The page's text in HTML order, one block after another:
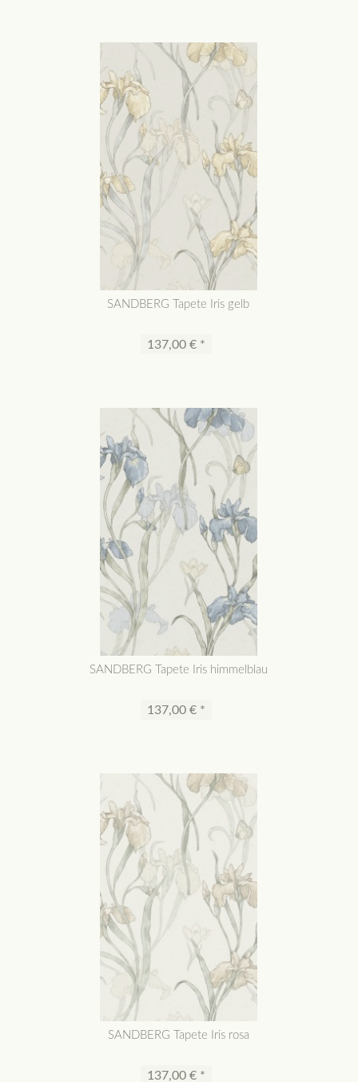
SANDBERG Tapete Iris gelb
137,00 € *
SANDBERG Tapete Iris himmelblau
137,00 € *
SANDBERG Tapete Iris rosa
137,00 € *